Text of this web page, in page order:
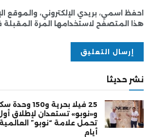
احفظ اسمي، بريدي الإلكتروني، والموقع
هذا المتصفح لاستخدامها المرة
نشر حديثا
25 فيلا
و«نوبو» تستعدان لإطلاق
تحمل علامة “نوبو”
أيام